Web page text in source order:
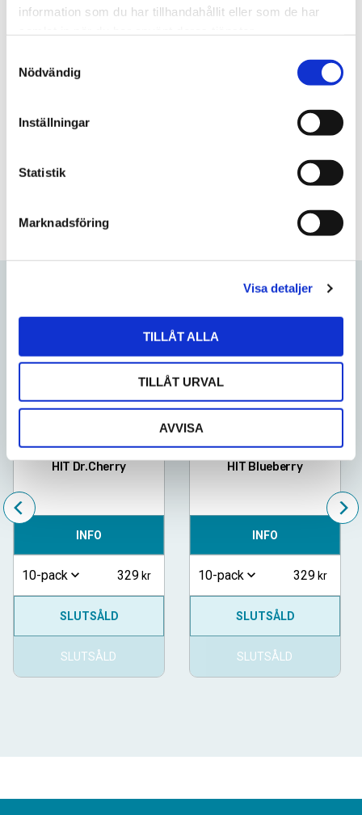
information som du har tillhandahållit eller som de har
Nödvändig
Inställningar
Statistik
Marknadsföring
Visa detaljer
TILLÅT ALLA
TILLÅT URVAL
AVVISA
Format
Slim
Mint, Citron
5,6mg/portion
Frågor? Kontakta oss här
HIT Dr.Cherry
Lägg till i favoriter
INFO
10-pack 329
SLUTSÅLD
SLUTSÅLD
HIT Blueberry
Lägg
INFO
10-pack 329
SLUTSÅLD
SLUTSÅLD